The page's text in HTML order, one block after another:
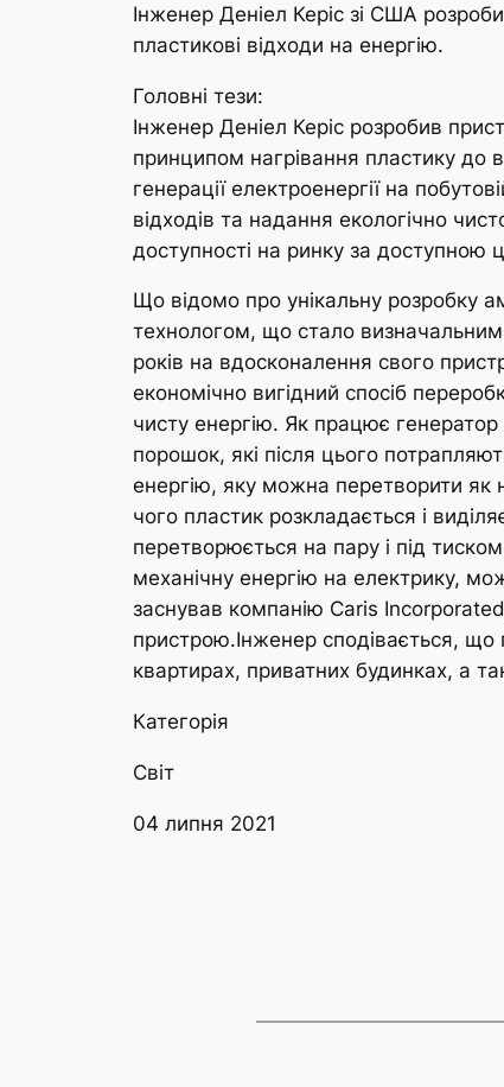
Інженер Деніел Керіс зі США
пластикові відходи на енергію.
Головні тези:
Інженер Деніел Керіс розробив
принципом нагрівання пластику до
генерації електроенергії на
відходів та надання екологічно
доступності на ринку за доступною
Що відомо про унікальну розробку
технологом, що стало визначальним
років на вдосконалення свого
економічно вигідний спосіб
чисту енергію. Як працює
порошок, які після цього
енергію, яку можна перетворити як
чого пластик розкладається і
перетворюється на пару і під
механічну енергію на електрику,
заснував компанію Caris
пристрою.Інженер сподівається,
квартирах, приватних будинках, а
Категорія
Світ
04 липня 2021